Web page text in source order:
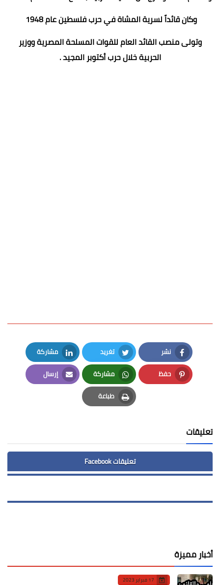
وكان قائداً لسرية المشاة في حرب فلسطين عام 1948
وتولى منصب القائد العام للقوات المسلحة المصرية ووزير
الحربية خلال حرب أكتوبر المجيد .
نشر
Facebook
تغريد
Twitter
مشاركة
LinkedIn
حفظ
Pinterest
مشاركة
Whatsapp
إرسال
Email
طباعة
Print
تعليقات
تعليقات Facebook
أخبار مميزة
17 فبراير 2023